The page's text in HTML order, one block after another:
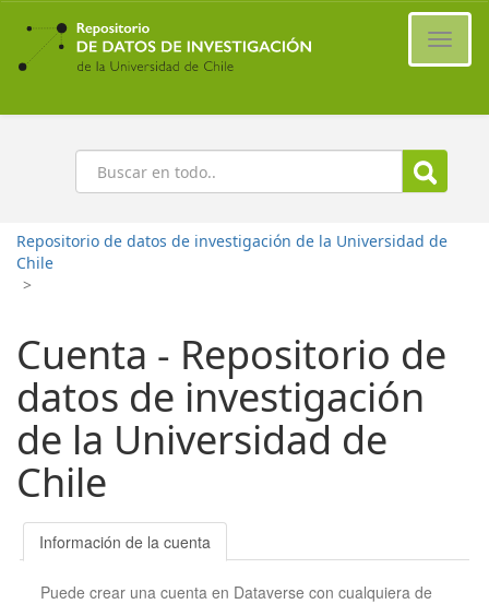
Ir
contenido
principal
Buscar
Repositorio de datos de investigación de la Universidad de
Chile
>
Cuenta - Repositorio de
datos de investigación
de la Universidad de
Chile
Información de la cuenta
Puede crear una cuenta en Dataverse con cualquiera de